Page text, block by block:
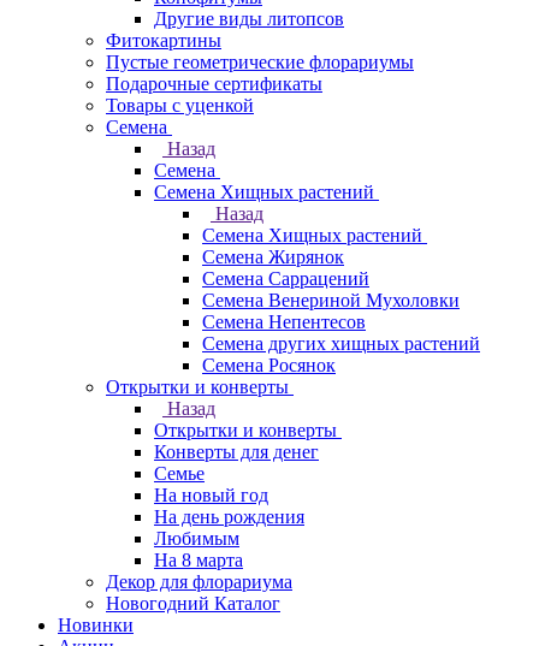
Другие виды литопсов
Фитокартины
Пустые геометрические флорариумы
Подарочные сертификаты
Товары с уценкой
Семена
Назад
Семена
Семена Хищных растений
Назад
Семена Хищных растений
Семена Жирянок
Семена Саррацений
Семена Венериной Мухоловки
Семена Непентесов
Семена других хищных растений
Семена Росянок
Открытки и конверты
Назад
Открытки и конверты
Конверты для денег
Семье
На новый год
На день рождения
Любимым
На 8 марта
Декор для флорариума
Новогодний Каталог
Новинки